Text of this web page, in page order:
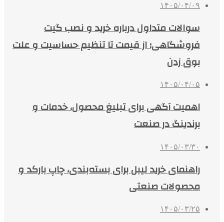
۱۴۰۵/۰۴/۰۹
سوالات متداول درباره خرید و نصب گیت
فروشگاهی؛ از قیمت تا تنظیم حساسیت و علت
بوق زدن
۱۴۰۵/۰۴/۰۵
اهمیت آگهی برای تبلیغ محصول، خدمات و
برندینگ در صنعت
۱۴۰۵/۰۳/۳۰
راهنمای خرید لیبل برای بسته‌بندی، چاپ بارکد و
محصولات صنعتی
۱۴۰۵/۰۳/۲۵